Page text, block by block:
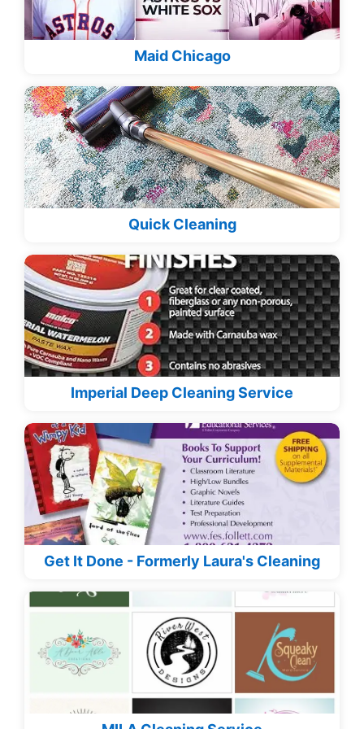
Maid Chicago
Quick Cleaning
Imperial Deep Cleaning Service
Get It Done - Formerly Laura's Cleaning